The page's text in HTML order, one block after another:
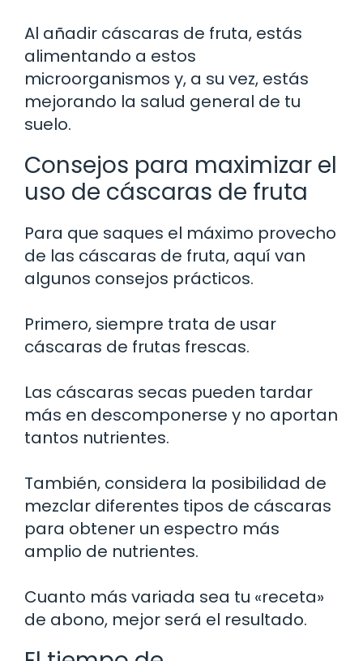
Al añadir cáscaras de fruta, estás
alimentando a estos
microorganismos y, a su vez, estás
mejorando la salud general de tu
suelo.
Consejos para maximizar el
uso de cáscaras de fruta
Para que saques el máximo provecho
de las cáscaras de fruta, aquí van
algunos consejos prácticos.
Primero, siempre trata de usar
cáscaras de frutas frescas.
Las cáscaras secas pueden tardar
más en descomponerse y no aportan
tantos nutrientes.
También, considera la posibilidad de
mezclar diferentes tipos de cáscaras
para obtener un espectro más
amplio de nutrientes.
Cuanto más variada sea tu «receta»
de abono, mejor será el resultado.